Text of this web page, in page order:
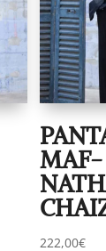
MAF-
222,00€